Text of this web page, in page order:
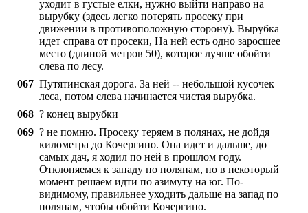
уходит в густые елки, нужно выйти направо на
вырубку (здесь легко потерять просеку при
движении в противоположную сторону). Вырубка
идет справа от просеки, На ней есть одно заросшее
место (длиной метров 50), которое лучше обойти
слева по лесу.
067 Путятинская дорога. За ней -- небольшой кусочек
леса, потом слева начинается чистая вырубка.
068 ? конец вырубки
069 ? не помню. Просеку теряем в полянах, не дойдя
километра до Кочергино. Она идет и дальше, до
самых дач, я ходил по ней в прошлом году.
Отклоняемся к западу по полянам, но в некоторый
момент решаем идти по азимуту на юг. По-
видимому, правильнее уходить дальше на запад по
полянам, чтобы обойти Кочергино.